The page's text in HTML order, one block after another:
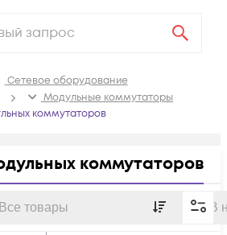
Сетевое оборудование
Модульные коммутаторы
коммутаторов
коммутаторов
Все товары В